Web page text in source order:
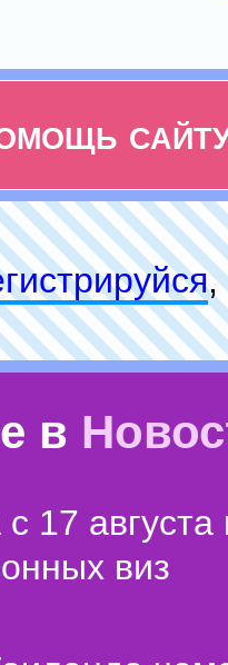
,
в
17 августа
виз